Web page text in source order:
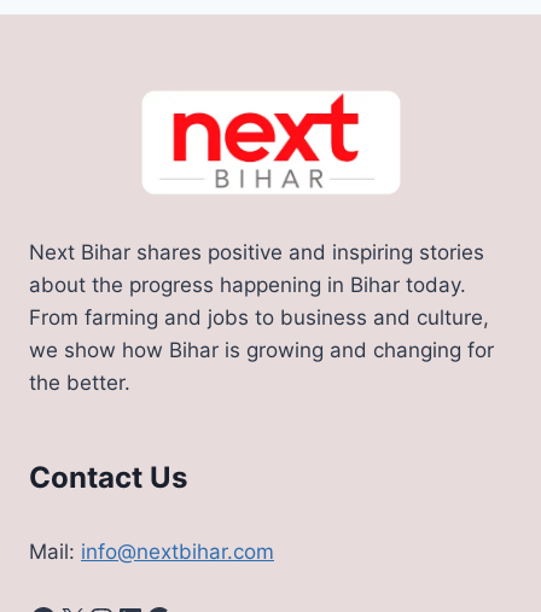
Next Bihar shares positive and inspiring stories
about the progress happening in Bihar today.
From farming and jobs to business and culture,
we show how Bihar is growing and changing for
the better.
Contact Us
Mail: info@nextbihar.com